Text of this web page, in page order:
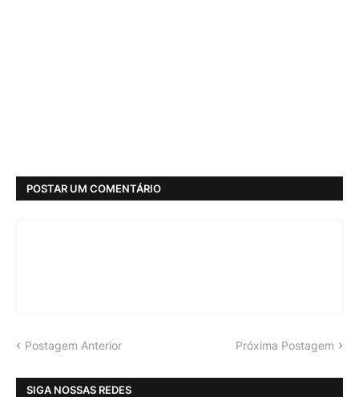
POSTAR UM COMENTÁRIO
Postagem Anterior Próxima Postagem
SIGA NOSSAS REDES